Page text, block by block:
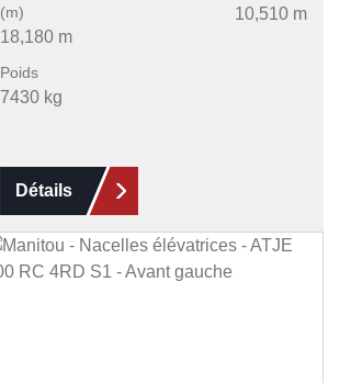
(m)
18,180 m
10,510 m
Poids
7430 kg
Détails